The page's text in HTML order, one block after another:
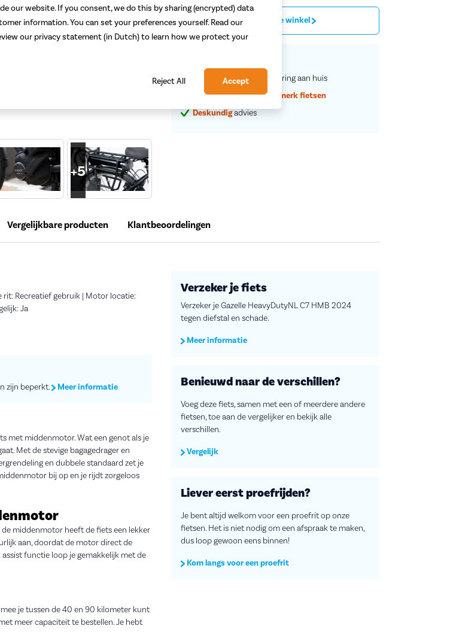
+5
Proefrit in de winkel
Service en rijklare
aflevering aan huis
Grootste assortiment
a-merk fietsen
Deskundigadvies
Vergelijkbare producten Klantbeoordelingen
rit: Recreatief gebruik | Motor locatie:
Ja
zijn beperkt. Meer informatie
met middenmotor. Wat een genot als je
Met de stevige bagagedrager en
en dubbele standaard zet je
bij op en je rijdt zorgeloos
middenmotor heeft de fiets een lekker
aan, doordat de motor direct de
functie loop je gemakkelijk met de
je tussen de 40 en 90 kilometer kunt
meer capaciteit te bestellen. Je hebt
Verzeker je fiets
Verzeker je Gazelle HeavyDutyNL C7 HMB 2024
tegen diefstal en schade.
Meer informatie
Benieuwd naar de verschillen?
Voeg deze fiets, samen met een of meerdere andere
fietsen, toe aan de vergelijker en bekijk alle
verschillen.
Vergelijk
Liever eerst proefrijden?
Je bent altijd welkom voor een proefrit op onze
fietsen. Het is niet nodig om een afspraak te maken,
dus loop gewoon eens binnen!
Kom langs voor een proefrit
our website. If you consent, we do this by sharing (encrypted) data
information. You can set your preferences yourself. Read our
our privacy statement (in Dutch) to learn how we protect your
Reject All Accept